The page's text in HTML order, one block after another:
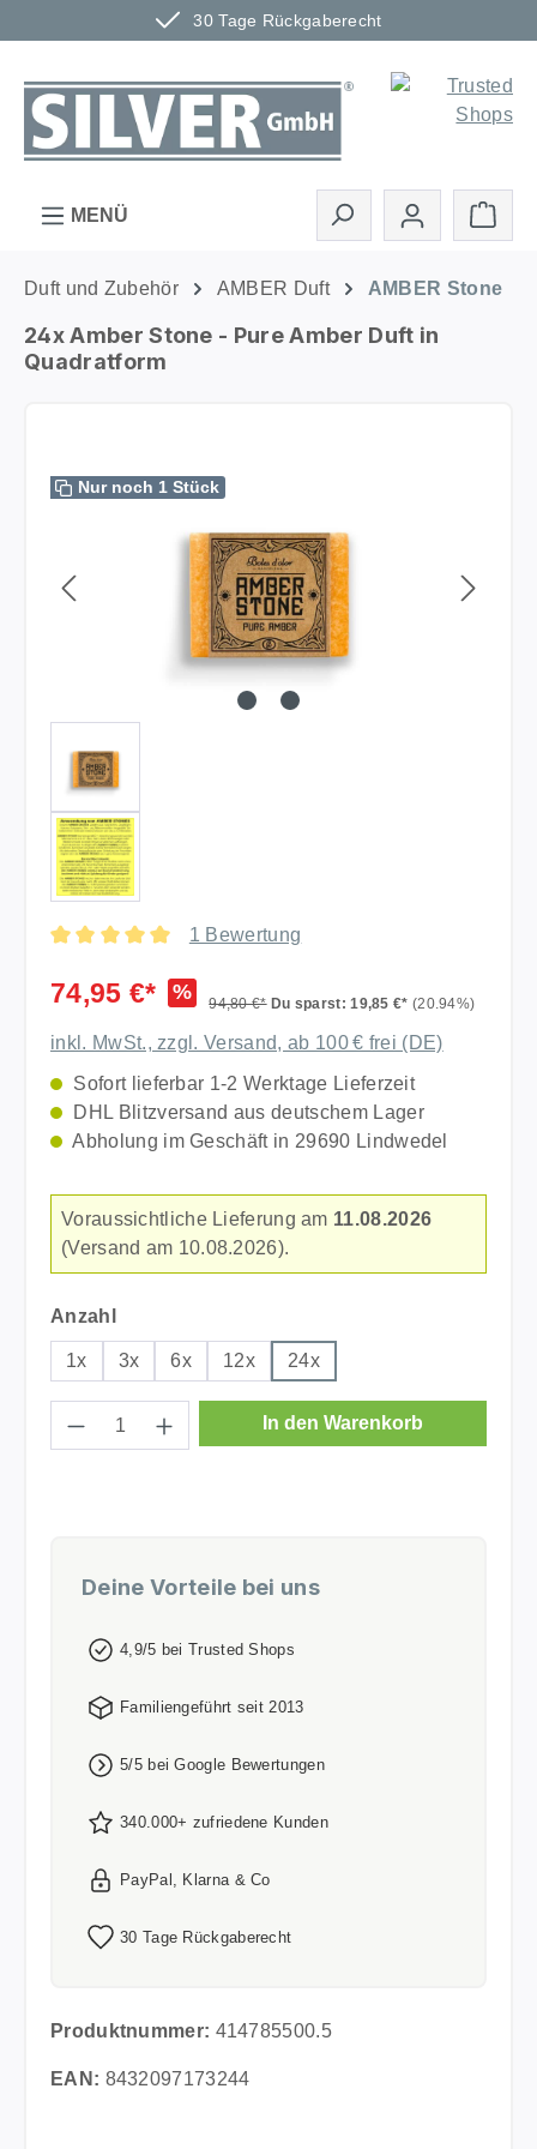
30 Tage Rückgaberecht
Zum Hauptinhalt springen
MENÜ
Duft und Zubehör AMBER Duft AMBER Stone
24x Amber Stone - Pure Amber Duft in
Quadratform
Nur noch 1 Stück
1 Bewertung
74,95 €* % 94,80 €* Du sparst: 19,85 €* (20.94%)
inkl. MwSt., zzgl. Versand, ab 100 € frei (DE)
Sofort lieferbar 1-2 Werktage Lieferzeit
DHL Blitzversand aus deutschem Lager
Abholung im Geschäft in 29690 Lindwedel
Voraussichtliche Lieferung am 11.08.2026
(Versand am 10.08.2026).
Anzahl auswählen
1x 3x 6x 12x 24x
Produkt Anzahl: Gib den gewünschten
In den Warenkorb
Deine Vorteile bei uns
4,9/5 bei Trusted Shops
Familiengeführt seit 2013
5/5 bei Google Bewertungen
340.000+ zufriedene Kunden
PayPal, Klarna & Co
30 Tage Rückgaberecht
Produktnummer: 414785500.5
EAN: 8432097173244